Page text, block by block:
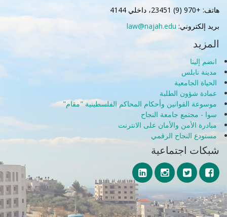
هاتف: +970 (9) 23451، داخلي 4144
بريد إلكتروني: law@najah.edu
المزيد
انضم إلينا
مدينة نابلس
الحياة الجامعية
عمادة شؤون الطلبة
موسوعة القوانين وأحكام المحاكم الفلسطينية "مقام"
سوا - مجتمع جامعة النجاح
مبادرة الأمن والأمان على الانترنت
مستودع النجاح الرقمي
شبكات اجتماعية